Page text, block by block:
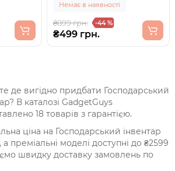
Немає в наявності
₴899 грн. -44 %
₴499 грн.
де вигідно придбати Господарський
В каталозі GadgetGuys
18 товарів з гарантією.
ціна на Господарський інвентар
преміальні моделі доступні до ₴2599
швидку доставку замовлень по